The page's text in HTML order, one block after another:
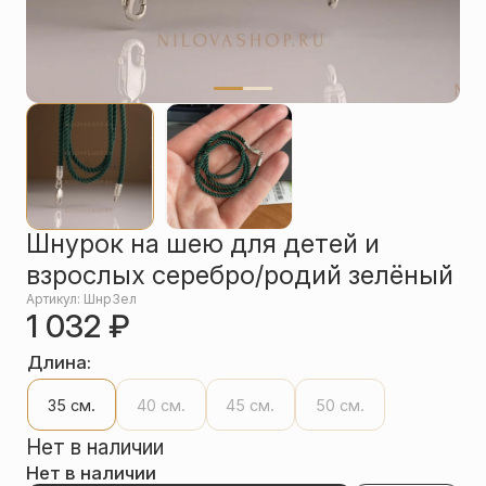
Упаковка
Цепи
Шнурки на
шею
Другое
Шнурок на шею для детей и
взрослых серебро/родий зелёный
Артикул: ШнрЗел
1 032 ₽
Длина:
35 см. 40 см. 45 см. 50 см.
Нет в наличии
Нет в наличии